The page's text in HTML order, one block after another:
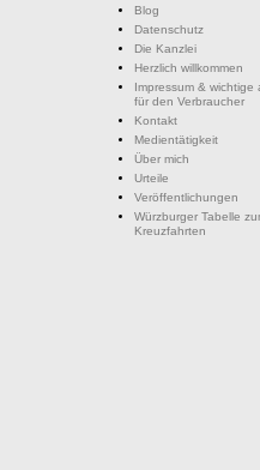
Blog
Datenschutz
Die Kanzlei
Herzlich willkommen
Impressum &
für den Verbraucher
Kontakt
Medientätigkeit
Über mich
Urteile
Veröffentlichungen
Würzburger Tabelle
Kreuzfahrten